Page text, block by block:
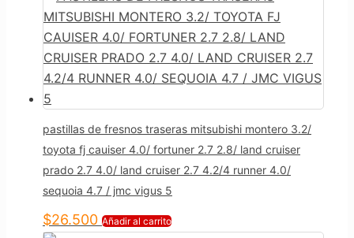
pastillas de fresnos traseras mitsubishi montero 3.2/
toyota fj cauiser 4.0/ fortuner 2.7 2.8/ land cruiser
prado 2.7 4.0/ land cruiser 2.7 4.2/4 runner 4.0/
sequoia 4.7 / jmc vigus 5
$26.500 Añadir al carrito